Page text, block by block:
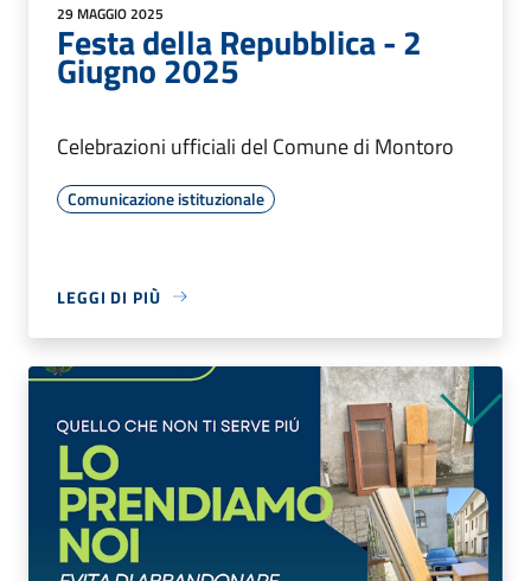
29 MAGGIO 2025
Festa della Repubblica - 2
Giugno 2025
Celebrazioni ufficiali del Comune di Montoro
Comunicazione istituzionale
LEGGI DI PIÙ